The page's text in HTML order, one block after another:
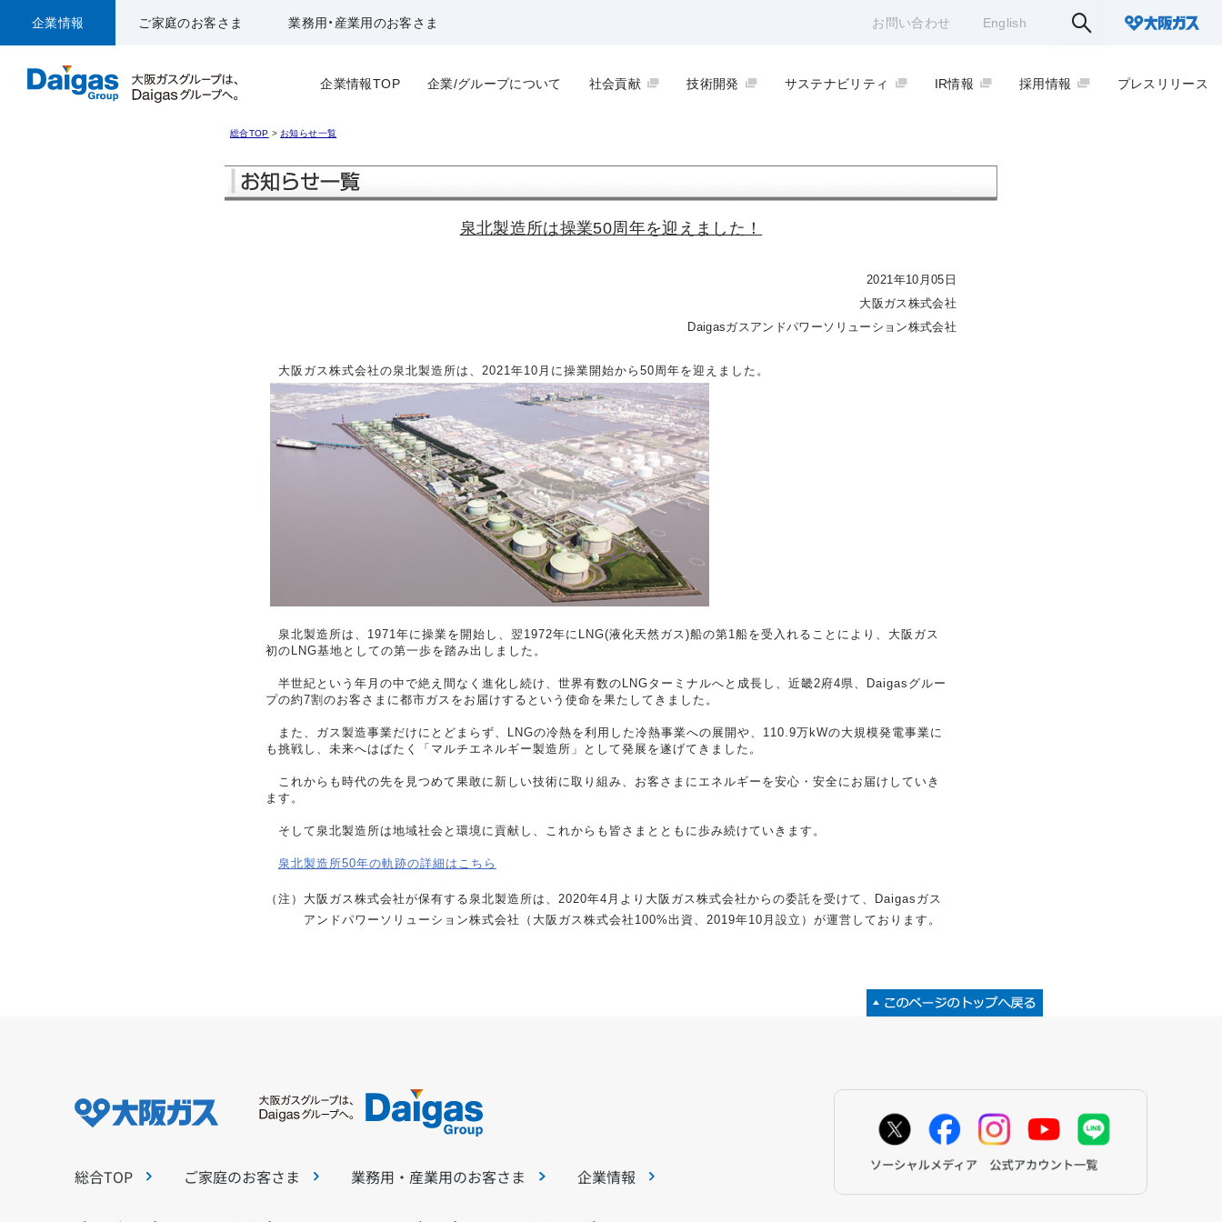
企業情報 ご家庭のお客さま 業務用・産業用のお客さま お問い合わせ English
企業情報TOP 企業/グループについて 社会貢献 技術開発 サステナビリティ IR情報 採用情報 プレスリリース
総合TOP > お知らせ一覧
泉北製造所は操業50周年を迎えました！
2021年10月05日
大阪ガス株式会社
Daigasガスアンドパワーソリューション株式会社
大阪ガス株式会社の泉北製造所は、2021年10月に操業開始から50周年を迎えました。
泉北製造所は、1971年に操業を開始し、翌1972年にLNG(液化天然ガス)船の第1船を受入れることにより、大阪ガス
初のLNG基地としての第一歩を踏み出しました。
半世紀という年月の中で絶え間なく進化し続け、世界有数のLNGターミナルへと成長し、近畿2府4県、Daigasグルー
プの約7割のお客さまに都市ガスをお届けするという使命を果たしてきました。
また、ガス製造事業だけにとどまらず、LNGの冷熱を利用した冷熱事業への展開や、110.9万kWの大規模発電事業に
も挑戦し、未来へはばたく「マルチエネルギー製造所」として発展を遂げてきました。
これからも時代の先を見つめて果敢に新しい技術に取り組み、お客さまにエネルギーを安心・安全にお届けしていき
ます。
そして泉北製造所は地域社会と環境に貢献し、これからも皆さまとともに歩み続けていきます。
泉北製造所50年の軌跡の詳細はこちら
（注） 大阪ガス株式会社が保有する泉北製造所は、2020年4月より大阪ガス株式会社からの委託を受けて、Daigasガス
アンドパワーソリューション株式会社（大阪ガス株式会社100%出資、2019年10月設立）が運営しております。
総合TOP ご家庭のお客さま 業務用・産業用のお客さま 企業情報